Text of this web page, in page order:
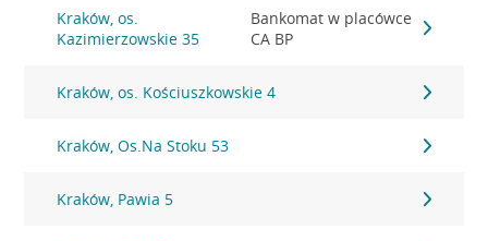
Kraków, os.
Kazimierzowskie 35
Bankomat w placówce
CA BP
Kraków, os. Kościuszkowskie 4
Kraków, Os.Na Stoku 53
Kraków, Pawia 5